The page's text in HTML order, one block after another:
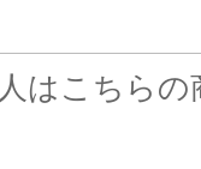
はこちら